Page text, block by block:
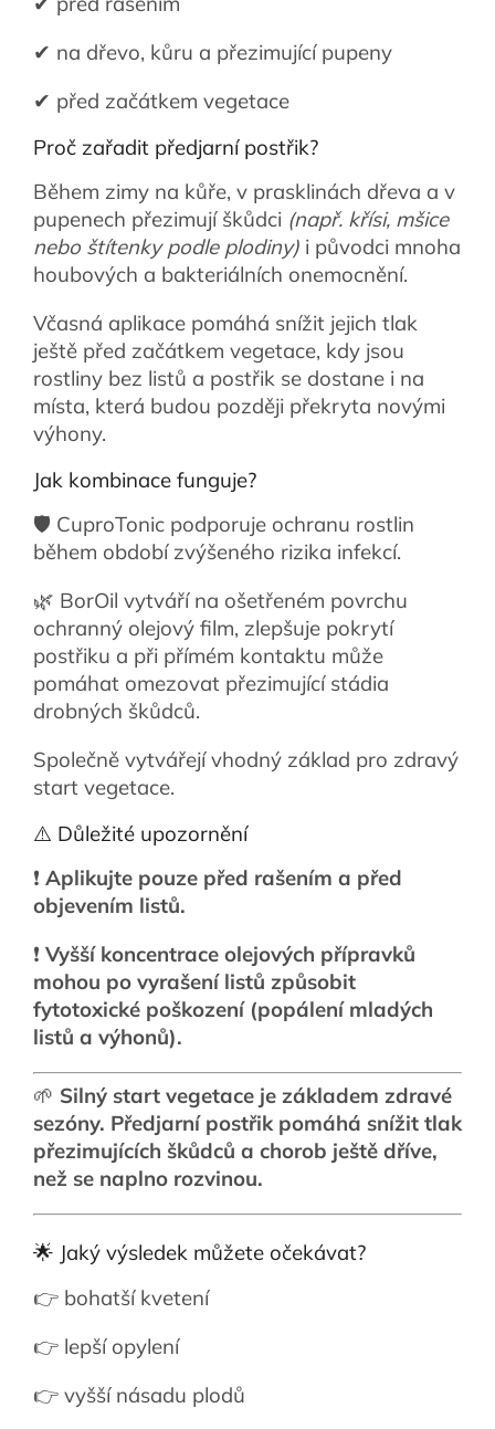
✔ na dřevo, kůru a přezimující pupeny
✔ před začátkem vegetace
Proč zařadit předjarní postřik?
Během zimy na kůře, v prasklinách dřeva a v
pupenech přezimují škůdci (např. křísi, mšice
nebo štítenky podle plodiny) i původci mnoha
houbových a bakteriálních onemocnění.
Včasná aplikace pomáhá snížit jejich tlak
ještě před začátkem vegetace, kdy jsou
rostliny bez listů a postřik se dostane i na
místa, která budou později překryta novými
výhony.
Jak kombinace funguje?
🛡️ CuproTonic podporuje ochranu rostlin
během období zvýšeného rizika infekcí.
🌿 BorOil vytváří na ošetřeném povrchu
ochranný olejový film, zlepšuje pokrytí
postřiku a při přímém kontaktu může
pomáhat omezovat přezimující stádia
drobných škůdců.
Společně vytvářejí vhodný základ pro zdravý
start vegetace.
⚠️ Důležité upozornění
❗ Aplikujte pouze před rašením a před
objevením listů.
❗ Vyšší koncentrace olejových přípravků
mohou po vyrašení listů způsobit
fytotoxické poškození (popálení mladých
listů a výhonů).
🌱 Silný start vegetace je základem zdravé
sezóny. Předjarní postřik pomáhá snížit tlak
přezimujících škůdců a chorob ještě dříve,
než se naplno rozvinou.
🌟 Jaký výsledek můžete očekávat?
👉 bohatší kvetení
👉 lepší opylení
👉 vyšší násadu plodů